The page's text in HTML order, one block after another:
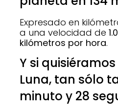
Expresado en
a una velocidad de
kilómetros por hora.
Y si
Luna, tan sólo
minuto y 28